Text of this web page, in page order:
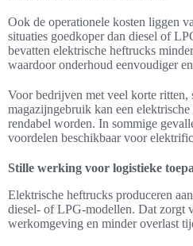
Ook de operationele kosten liggen
situaties goedkoper dan diesel of
bevatten elektrische heftrucks
waardoor onderhoud eenvoudiger
Voor bedrijven met veel korte ritten,
magazijngebruik kan een
rendabel worden. In sommige
voordelen beschikbaar voor
Stille werking voor logistieke
Elektrische heftrucks produceren
diesel- of LPG-modellen. Dat zorgt
werkomgeving en minder overlast